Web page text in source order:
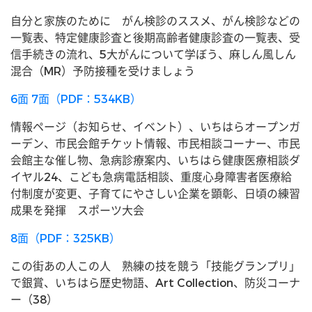
自分と家族のために がん検診のススメ、がん検診などの
一覧表、特定健康診査と後期高齢者健康診査の一覧表、受
信手続きの流れ、5大がんについて学ぼう、麻しん風しん
混合（MR）予防接種を受けましょう
6面 7面（PDF：534KB）
情報ページ（お知らせ、イベント）、いちはらオープンガ
ーデン、市民会館チケット情報、市民相談コーナー、市民
会館主な催し物、急病診療案内、いちはら健康医療相談ダ
イヤル24、こども急病電話相談、重度心身障害者医療給
付制度が変更、子育てにやさしい企業を顕彰、日頃の練習
成果を発揮 スポーツ大会
8面（PDF：325KB）
この街あの人この人 熟練の技を競う「技能グランプリ」
で銀賞、いちはら歴史物語、Art Collection、防災コーナ
ー（38）